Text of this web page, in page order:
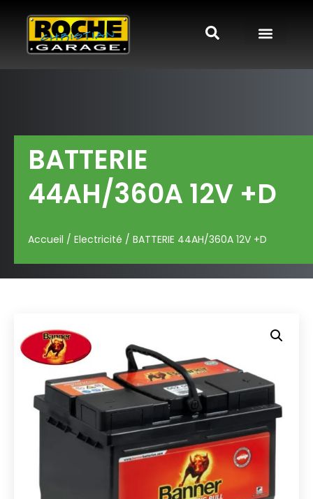
BATTERIE
44AH/360A 12V +D
Accueil / Electricité / BATTERIE 44AH/360A 12V +D